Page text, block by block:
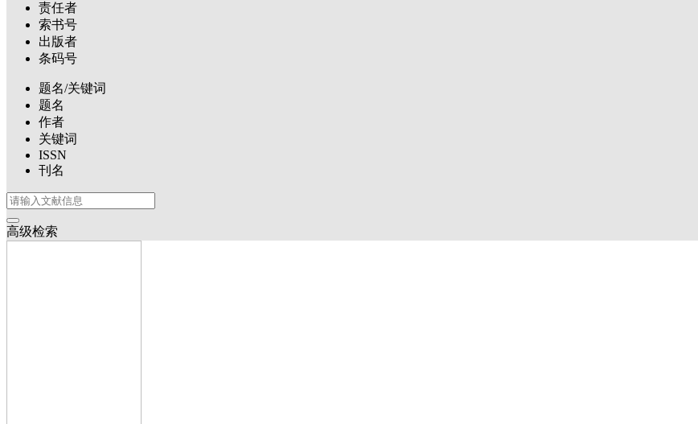
责任者
索书号
出版者
条码号
题名/关键词
题名
作者
关键词
ISSN
刊名
高级检索